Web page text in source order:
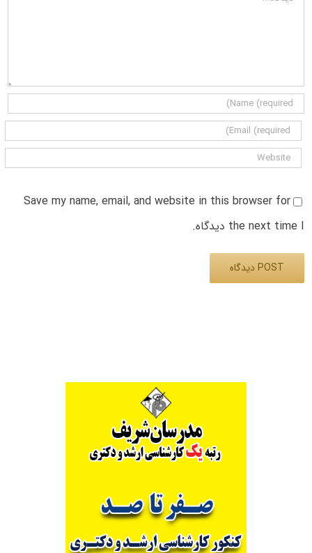
Save my name, email, and website in this browser for
the next time I دیدگاه.